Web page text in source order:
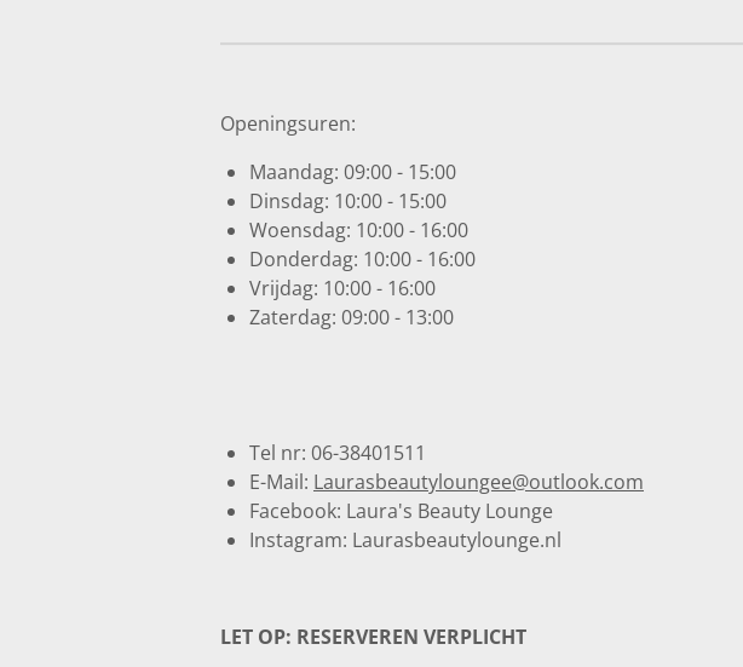
Openingsuren:
Maandag: 09:00 - 15:00
Dinsdag: 10:00 - 15:00
Woensdag: 10:00 - 16:00
Donderdag: 10:00 - 16:00
Vrijdag: 10:00 - 16:00
Zaterdag: 09:00 - 13:00
Tel nr: 06-38401511
E-Mail: Laurasbeautyloungee@outlook.com
Facebook: Laura's Beauty Lounge
Instagram: Laurasbeautylounge.nl
LET OP: RESERVEREN VERPLICHT